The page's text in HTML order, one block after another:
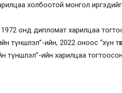
холбоотой монгол
онд дипломат харилцаа
түншлэл”-ийн, 2022 оноос “хүн
түншлэл”-ийн харилцаа